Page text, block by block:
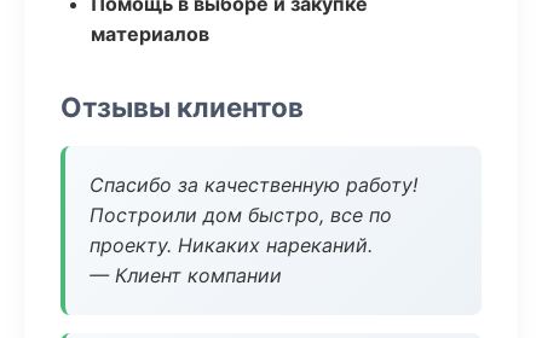
материалов
Отзывы клиентов
Спасибо за качественную работу!
Построили дом быстро, все по
проекту. Никаких нареканий.
— Клиент компании